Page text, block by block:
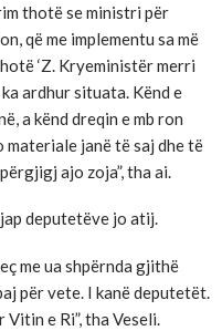
thotë se ministri për
që me implementu sa më
‘Z. Kryeministër merri
ardhur situata. Kënd e
a kënd dreqin e mb ron
materiale janë të saj dhe të
ajo zoja”, tha ai.
deputetëve jo atij.
me ua shpërnda gjithë
për vete. I kanë deputetët.
e Ri”, tha Veseli.